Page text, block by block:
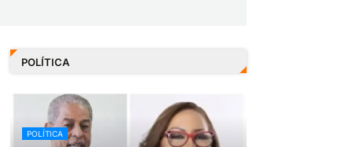
POLÍTICA
POLÍTICA